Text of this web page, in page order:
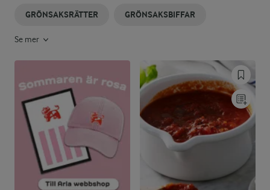
GRÖNSAKSRÄTTER GRÖNSAKSBIFFAR
Se mer